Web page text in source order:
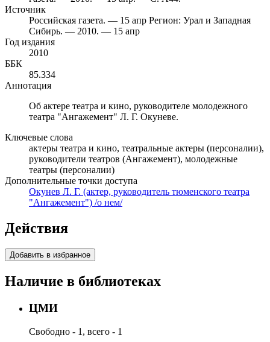
Источник
Российская газета. — 15 апр Регион: Урал и Западная
Сибирь. — 2010. — 15 апр
Год издания
2010
ББК
85.334
Аннотация
Об актере театра и кино, руководителе молодежного
театра "Ангажемент" Л. Г. Окуневе.
Ключевые слова
актеры театра и кино, театральные актеры (персоналии),
руководители театров (Ангажемент), молодежные
театры (персоналии)
Дополнительные точки доступа
Окунев Л. Г. (актер, руководитель тюменского театра
"Ангажемент") /о нем/
Действия
Добавить в избранное
Наличие в библиотеках
ЦМИ
Свободно - 1, всего - 1